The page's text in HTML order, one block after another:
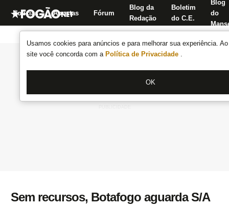
Usamos cookies para anúncios e para melhorar sua experiência.
site você concorda com a Política de Privacidade .
OK
Notícias Apostas Fórum
Blog da
Redação
Boletim
do C.E.
Blog
do
Sem recursos, Botafogo aguarda S/A